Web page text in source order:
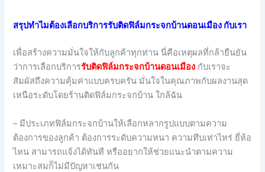
สรุปทำไมต้องเลือกบริการรับติดฟิล์มกระจกบ้านดอนเมือง กับเรา
เพื่อสร้างความมั่นใจให้กับลูกค้าทุกท่าน นี่คือเหตุผลที่กล้ายืนยัน
ว่าการเลือกบริการรับติดฟิล์มกระจกบ้านดอนเมือง กับเราจะ
สัมผัสถึงความคุ้มค่าแบบครบครัน มั่นใจในคุณภาพกับผลงานสุด
เหนือระดับโดยร้านติดฟิล์มกระจกบ้าน ใกล้ฉัน
– มีประเภทฟิล์มกระจกบ้านให้เลือกหลากรูปแบบตามความ
ต้องการของลูกค้า ต้องการระดับความหนา ความทึบเท่าไหร่ ยี่ห้อ
ไหน สามารถแจ้งได้ทันที หรืออยากให้ช่วยแนะนำตามความ
เหมาะสมก็ไม่มีปัญหาเช่นกัน